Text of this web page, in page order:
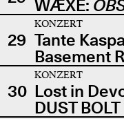
WÆXE:
29
KONZERT
Tante
Basement
30
KONZERT
Lost in
DUST